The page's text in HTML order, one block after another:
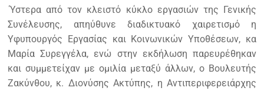
Ύστερα από τον κλειστό κύκλο εργασιών της Γενικής
Συνέλευσης, απηύθυνε διαδικτυακό χαιρετισμό η
Υφυπουργός Εργασίας και Κοινωνικών Υποθέσεων, κα
Μαρία Συρεγγέλα, ενώ στην εκδήλωση παρευρέθηκαν
και συμμετείχαν με ομιλία μεταξύ άλλων, ο Βουλευτής
Ζακύνθου, κ. Διονύσης Ακτύπης, η Αντιπεριφερειάρχης